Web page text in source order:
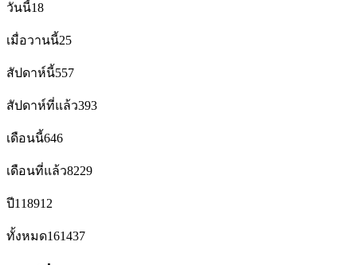
วันนี้18
เมื่อวานนี้25
สัปดาห์นี้557
สัปดาห์ที่แล้ว393
เดือนนี้646
เดือนที่แล้ว8229
ปี118912
ทั้งหมด161437